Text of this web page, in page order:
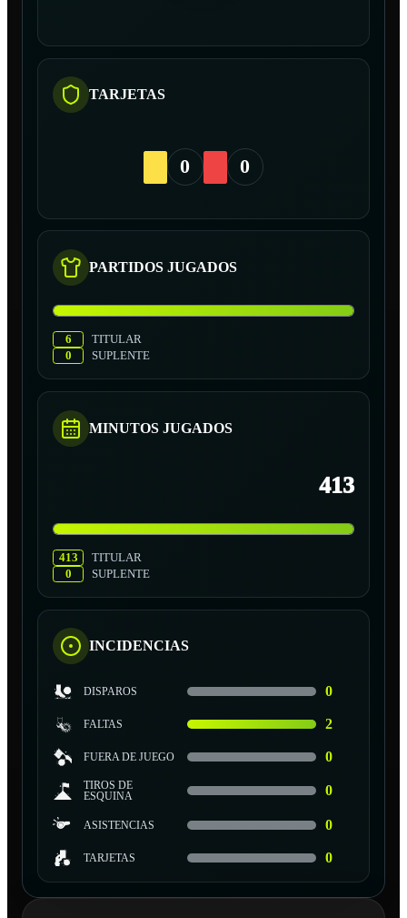
TARJETAS
0 0
PARTIDOS JUGADOS
6
TITULAR
0
SUPLENTE
MINUTOS JUGADOS
413
413
TITULAR
0
SUPLENTE
INCIDENCIAS
DISPAROS 0
FALTAS 2
FUERA DE JUEGO 0
TIROS DE
ESQUINA
0
ASISTENCIAS 0
TARJETAS 0